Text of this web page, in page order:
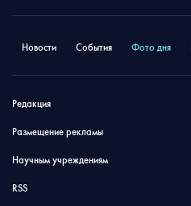
Новости События Фото дня
Редакция
Размещение рекламы
Научным учреждениям
RSS